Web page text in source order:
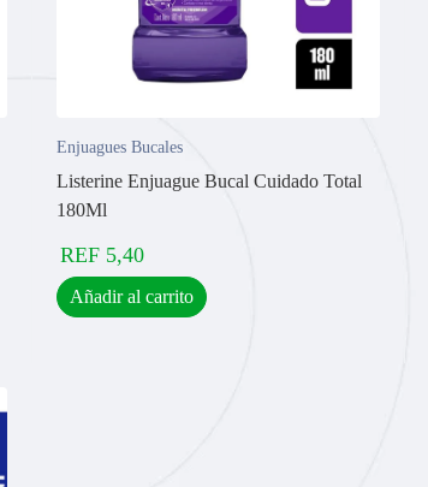
Enjuagues Bucales
Listerine Enjuague Bucal Cuidado Total
180Ml
REF 5,40
Añadir al carrito